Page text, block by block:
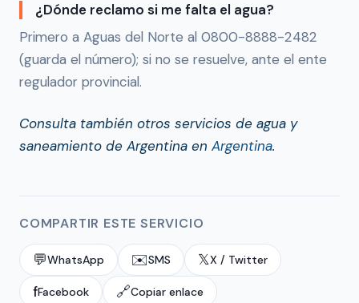
¿Dónde reclamo si me falta el agua?
Primero a Aguas del Norte al 0800-8888-2482
(guarda el número); si no se resuelve, ante el ente
regulador provincial.
Consulta también otros servicios de agua y
saneamiento de Argentina en Argentina.
COMPARTIR ESTE SERVICIO
💬WhatsApp ✉️SMS 𝕏X / Twitter
fFacebook 🔗Copiar enlace